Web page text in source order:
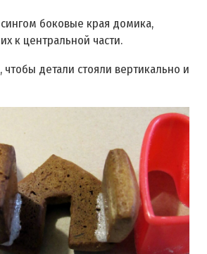
боковые края домика,
к центральной части.
чтобы детали стояли вертикально и